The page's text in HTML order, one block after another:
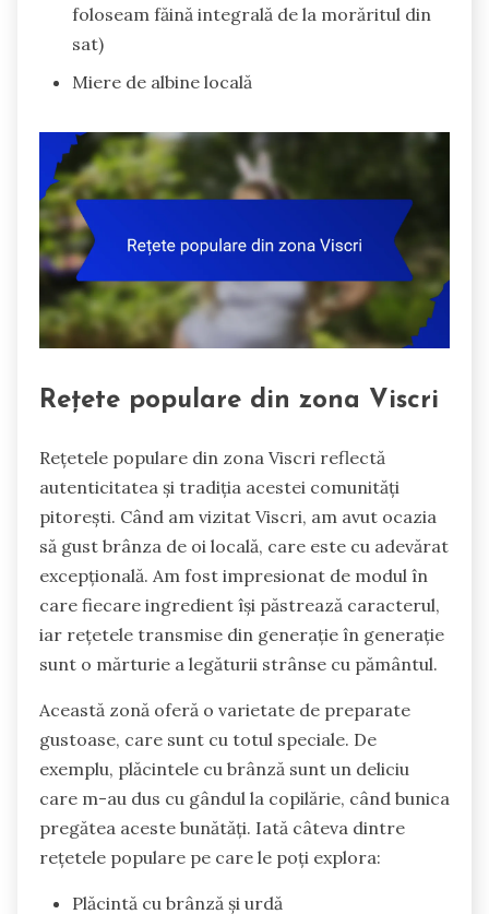
foloseam făină integrală de la morăritul din
sat)
Miere de albine locală
Rețete populare din zona Viscri
Rețetele populare din zona Viscri reflectă
autenticitatea și tradiția acestei comunități
pitorești. Când am vizitat Viscri, am avut ocazia
să gust brânza de oi locală, care este cu adevărat
excepțională. Am fost impresionat de modul în
care fiecare ingredient își păstrează caracterul,
iar rețetele transmise din generație în generație
sunt o mărturie a legăturii strânse cu pământul.
Această zonă oferă o varietate de preparate
gustoase, care sunt cu totul speciale. De
exemplu, plăcintele cu brânză sunt un deliciu
care m-au dus cu gândul la copilărie, când bunica
pregătea aceste bunătăți. Iată câteva dintre
rețetele populare pe care le poți explora:
Plăcintă cu brânză și urdă